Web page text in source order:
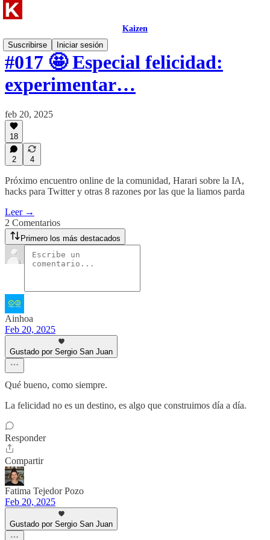
Kaizen
Suscribirse
Iniciar sesión
#017 🤩 Especial felicidad:
experimentar…
feb 20, 2025
18
2 4
Próximo encuentro online de la comunidad, Harari sobre la IA,
hacks para Twitter y otras 8 razones por las que la liamos parda
Leer →
2 Comentarios
Primero los más destacados
Ainhoa
Feb 20, 2025
Gustado por Sergio San Juan
Qué bueno, como siempre.
La felicidad no es un destino, es algo que construimos día a día.
Responder
Compartir
Fatima Tejedor Pozo
Feb 20, 2025
Gustado por Sergio San Juan